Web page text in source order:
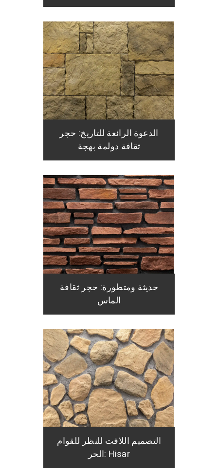
الدعوة الرائعة للتاريخ: حجر
ثقافة دولمة بهجة
حديثة ومتطورة: حجر ثقافة
الماس
التصميم اللافت للنظر للقوام
الحر: Hisar